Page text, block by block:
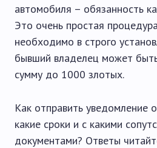
автомобиля – обязанность
Это очень простая
необходимо в строго
бывший владелец может
сумму до 1000 злотых.
Как отправить
какие сроки и с какими
документами? Ответы